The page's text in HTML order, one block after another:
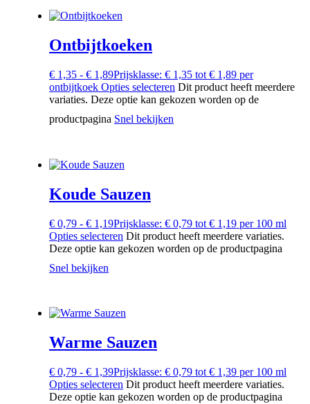
Ontbijtkoeken
€ 1,35 - € 1,89Prijsklasse: € 1,35 tot € 1,89 per
ontbijtkoek Opties selecteren Dit product heeft meerdere
variaties. Deze optie kan gekozen worden op de
productpagina Snel bekijken
Koude Sauzen
€ 0,79 - € 1,19Prijsklasse: € 0,79 tot € 1,19 per 100 ml
Opties selecteren Dit product heeft meerdere variaties.
Deze optie kan gekozen worden op de productpagina
Snel bekijken
Warme Sauzen
€ 0,79 - € 1,39Prijsklasse: € 0,79 tot € 1,39 per 100 ml
Opties selecteren Dit product heeft meerdere variaties.
Deze optie kan gekozen worden op de productpagina